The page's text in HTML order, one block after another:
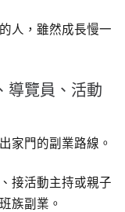
人，雖然成長慢一
導覽員、活動
家門的副業路線。
接活動主持或親子
族副業。